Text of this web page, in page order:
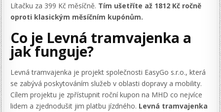
Lítačku za 399 Kč měsíčně. Tím ušetříte až 1812 Kč ročně
oproti klasickým měsíčním kupónům.
Co je Levná tramvajenka a
jak funguje?
Levná tramvajenka je projekt společnosti EasyGo s.r.o., která
se zabývá poskytováním služeb v oblasti dopravy a mobility.
Cílem projektu je zpřístupnit roční kupon na MHD co nejvíce
lidem a zjednodušit jim platbu jízdného. Levná tramvajenka